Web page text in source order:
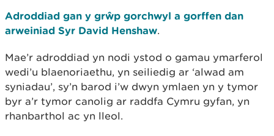
Adroddiad gan y grŵp gorchwyl a gorffen dan
arweiniad Syr David Henshaw.
Mae’r adroddiad yn nodi ystod o gamau ymarferol
wedi’u blaenoriaethu, yn seiliedig ar ‘alwad am
syniadau’, sy’n barod i’w dwyn ymlaen yn y tymor
byr a’r tymor canolig ar raddfa Cymru gyfan, yn
rhanbarthol ac yn lleol.